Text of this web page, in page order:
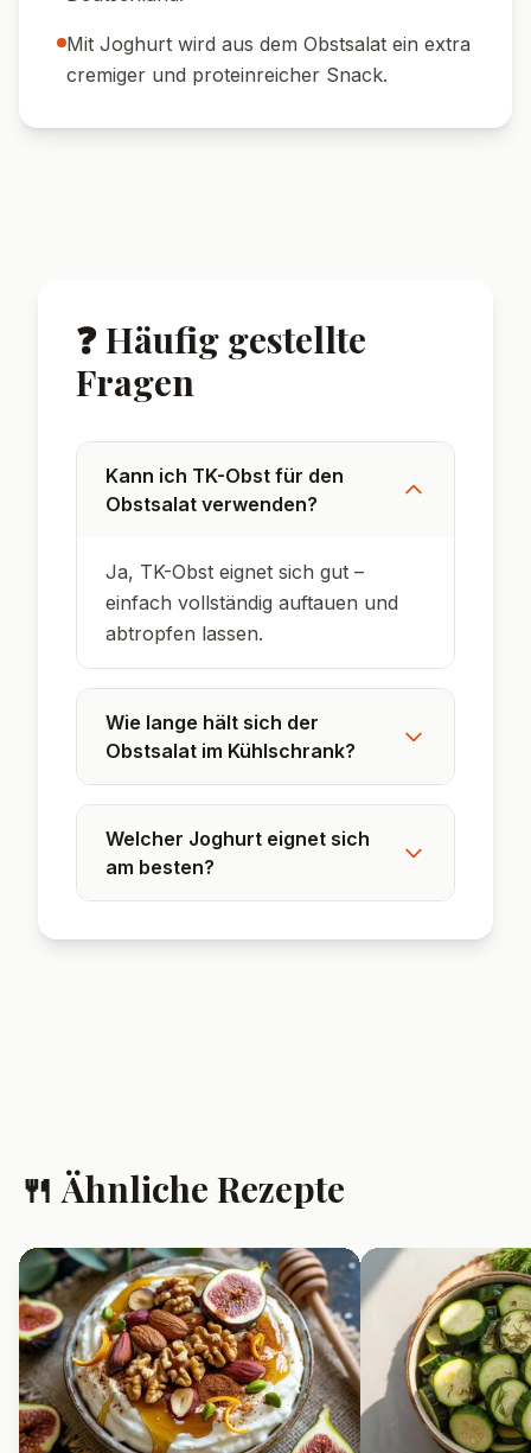
Mit Joghurt wird aus dem Obstsalat ein extra
cremiger und proteinreicher Snack.
❓ Häufig gestellte
Fragen
Kann ich TK-Obst für den
Obstsalat verwenden?
Ja, TK-Obst eignet sich gut –
einfach vollständig auftauen und
abtropfen lassen.
Wie lange hält sich der
Obstsalat im Kühlschrank?
Welcher Joghurt eignet sich
am besten?
🍴 Ähnliche Rezepte